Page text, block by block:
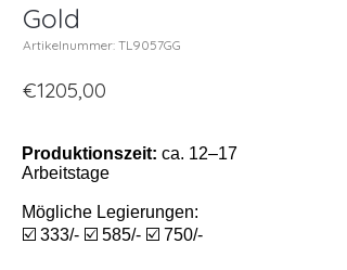
Gold
Artikelnummer: TL9057GG
€1205,00
Produktionszeit: ca. 12–17
Arbeitstage
Mögliche Legierungen:
☑️ 333/- ☑️ 585/- ☑️ 750/-